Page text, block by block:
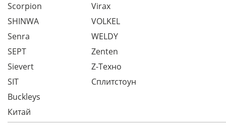
Scorpion
SHINWA
Senra
SEPT
Sievert
SIT
Virax
VOLKEL
WELDY
Zenten
Z-Техно
Сплитстоун
Buckleys
Китай